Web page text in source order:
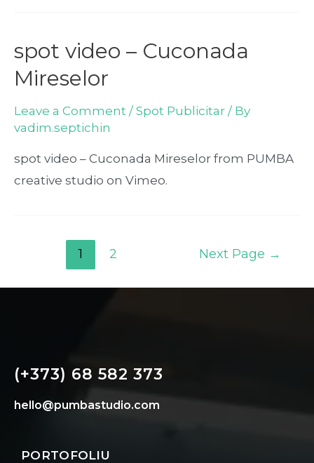
spot video – Cuconada
Mireselor
Leave a Comment /Spot Publicitar / By
vadim.septichin
spot video – Cuconada Mireselor from PUMBA
creative studio on Vimeo.
1 2 Next Page →
(+373) 68 582 373
hello@pumbastudio.com
PORTOFOLIU